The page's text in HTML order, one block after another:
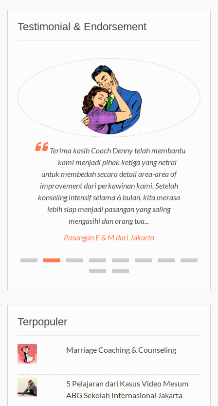
Testimonial & Endorsement
Terima kasih Coach Denny telah membantu
kami menjadi pihak ketiga yang netral
untuk membedah secara detail area-area of
improvement dari perkawinan kami. Setelah
konseling intensif selama 6 bulan, kita merasa
lebih siap menjadi pasangan yang saling
mengasihi dan orang tua...
Pasangan E & M dari Jakarta
Terpopuler
Marriage Coaching & Counseling
5 Pelajaran dari Kasus Video Mesum
ABG Sekolah Internasional Jakarta